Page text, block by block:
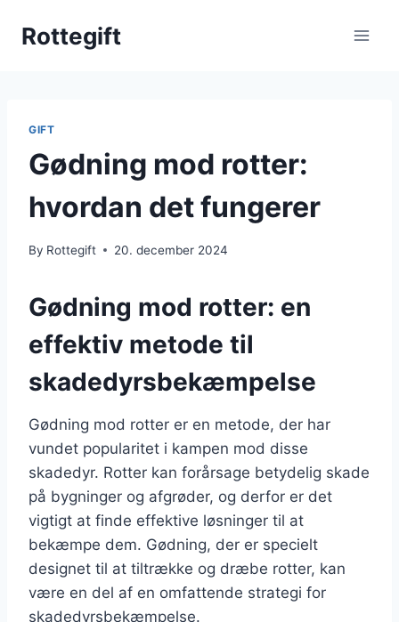
Rottegift
GIFT
Gødning mod rotter:
hvordan det fungerer
By Rottegift 20. december 2024
Gødning mod rotter: en
effektiv metode til
skadedyrsbekæmpelse
Gødning mod rotter er en metode, der har
vundet popularitet i kampen mod disse
skadedyr. Rotter kan forårsage betydelig skade
på bygninger og afgrøder, og derfor er det
vigtigt at finde effektive løsninger til at
bekæmpe dem. Gødning, der er specielt
designet til at tiltrække og dræbe rotter, kan
være en del af en omfattende strategi for
skadedyrsbekæmpelse.